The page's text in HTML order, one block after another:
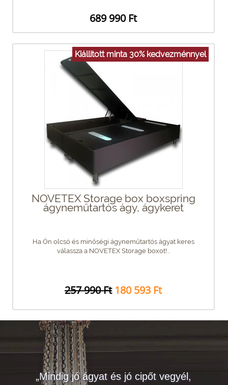
689 990 Ft
Kiállitott minta 30% kedvezménnyel
NOVETEX Storage box boxspring
ágyneműtartós ágy, ágykeret
Ha Ön olcsó és minőségi ágyneműtartós ágyat keres
válassza a NOVETEX Storage boxot!...
257 990 Ft 180 593 Ft
„Mindig jó ágyat és jó cipőt vegyél,